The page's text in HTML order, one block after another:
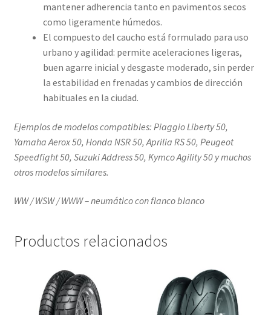
mantener adherencia tanto en pavimentos secos
como ligeramente húmedos.
El compuesto del caucho está formulado para uso
urbano y agilidad: permite aceleraciones ligeras,
buen agarre inicial y desgaste moderado, sin perder
la estabilidad en frenadas y cambios de dirección
habituales en la ciudad.
Ejemplos de modelos compatibles: Piaggio Liberty 50,
Yamaha Aerox 50, Honda NSR 50, Aprilia RS 50, Peugeot
Speedfight 50, Suzuki Address 50, Kymco Agility 50 y muchos
otros modelos similares.
WW / WSW / WWW – neumático con flanco blanco
Productos relacionados